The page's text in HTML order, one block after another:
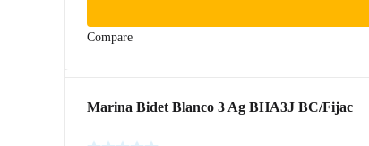
Compare
Marina Bidet Blanco 3 Ag BHA3J BC/Fijac